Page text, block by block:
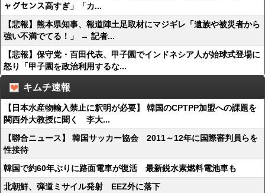
ャグセンス高すぎ」「カ...
【悲報】熊本県知事、報道陣土足取材にマジギレ「遺族や被災者から
強い不満でてる！」 → 記者...
【悲報】保守党・百田代表、甲子園でインドネシア人が始球式登場に
怒り「甲子園を政治利用するな...
キムチ速報
【日本水産物輸入禁止に釈明が必要】 韓国のCPTPP加盟への課題を
関西外大教授に聞く 李大...
【聯合ニュース】 韓国サッカー協会 2011～12年に国際審判員らを
性接待
韓国で約60年ぶりに路面電車が復活 最新鋭水素燃料電池車も
北朝鮮、弾道ミサイル発射 EEZ外に落下